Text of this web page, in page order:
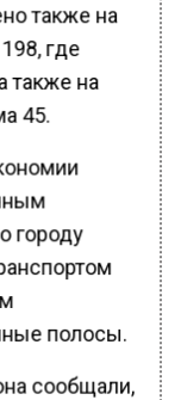
также на
где
также на
45.
городу
полосы.
сообщали,